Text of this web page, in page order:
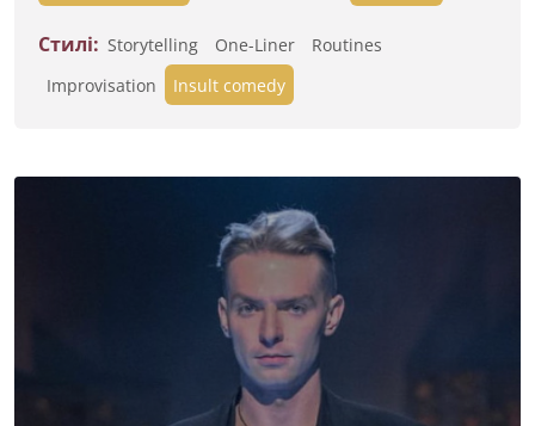
Стилі: Storytelling One-Liner
Routines
Improvisation
Insult comedy